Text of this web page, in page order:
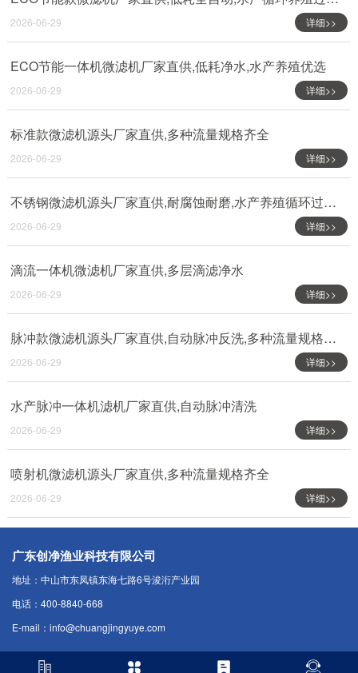
2026-06-29 详细>>
ECO节能一体机微滤机厂家直供,低耗净水,水产养殖优选
2026-06-29 详细>>
标准款微滤机源头厂家直供,多种流量规格齐全
2026-06-29 详细>>
不锈钢微滤机源头厂家直供,耐腐蚀耐磨,水产养殖循环过滤专用
2026-06-29 详细>>
滴流一体机微滤机厂家直供,多层滴滤净水
2026-06-29 详细>>
脉冲款微滤机源头厂家直供,自动脉冲反洗,多种流量规格齐全
2026-06-29 详细>>
水产脉冲一体机滤机厂家直供,自动脉冲清洗
2026-06-29 详细>>
喷射机微滤机源头厂家直供,多种流量规格齐全
2026-06-29 详细>>
广东创净渔业科技有限公司
地址：中山市东凤镇东海七路6号浚洐产业园
电话：400-8840-668
E-mail：info@chuangjingyuye.com